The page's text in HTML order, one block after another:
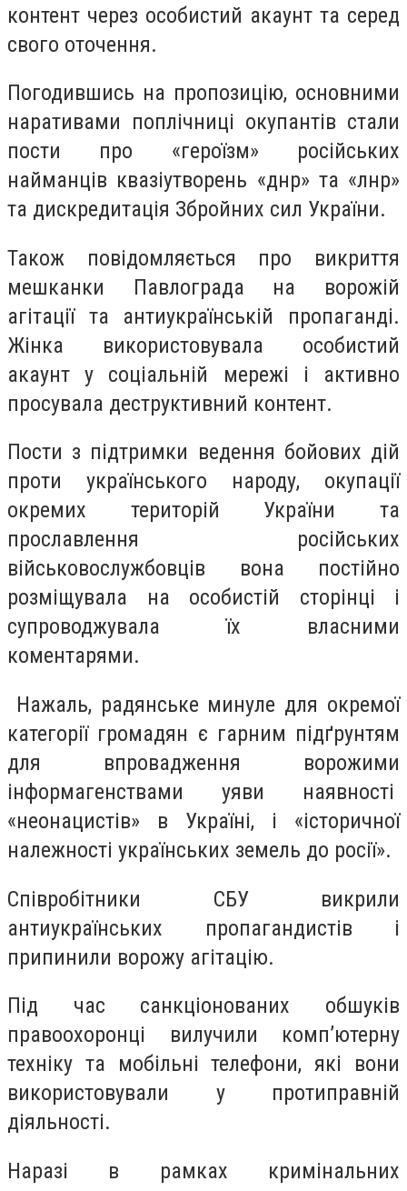
контент через особистий акаунт та серед
свого оточення.
Погодившись на пропозицію, основними
наративами поплічниці окупантів стали
пости про «героїзм» російських
найманців квазіутворень «днр» та «лнр»
та дискредитація Збройних сил України.
Також повідомляється про викриття
мешканки Павлограда на ворожій
агітації та антиукраїнській пропаганді.
Жінка використовувала особистий
акаунт у соціальній мережі і активно
просувала деструктивний контент.
Пости з підтримки ведення бойових дій
проти українського народу, окупації
окремих територій України та
прославлення російських
військовослужбовців вона постійно
розміщувала на особистій сторінці і
супроводжувала їх власними
коментарями.
Нажаль, радянське минуле для окремої
категорії громадян є гарним підґрунтям
для впровадження ворожими
інформагенствами уяви наявності
«неонацистів» в Україні, і «історичної
належності українських земель до росії».
Співробітники СБУ викрили
антиукраїнських пропагандистів і
припинили ворожу агітацію.
Під час санкціонованих обшуків
правоохоронці вилучили комп’ютерну
техніку та мобільні телефони, які вони
використовували у протиправній
діяльності.
Наразі в рамках кримінальних